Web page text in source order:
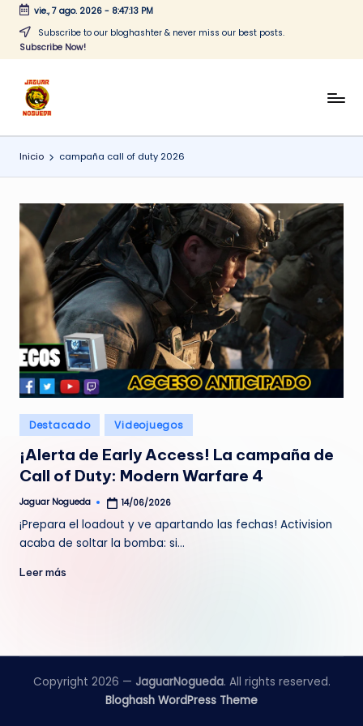
Saltar
vie., 7 ago. 2026- 8:47:13 PM
Subscribe to our bloghashter & never miss our best posts.
Subscribe Now!
J
a
g
a
r
N
o
g
u
e
d
a
CONTENIDO
Inicio campaña call of duty 2026
Publicado
en
Destacado Videojuegos
¡Alerta de Early Access! La campaña de
Call of Duty: Modern Warfare 4
Publicado
Jaguar Nogueda 14/06/2026
¡Prepara el loadout y ve apartando las fechas! Activision
acaba de soltar la bomba: si…
Leer más
Copyright 2026 — JaguarNogueda. All rights reserved.
Bloghash WordPress Theme